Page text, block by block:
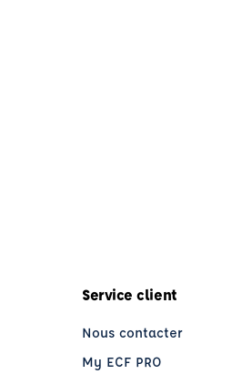
Service client
Nous contacter
My ECF PRO